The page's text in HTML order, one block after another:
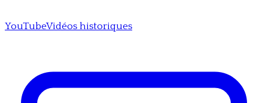
YouTubeVidéos historiques